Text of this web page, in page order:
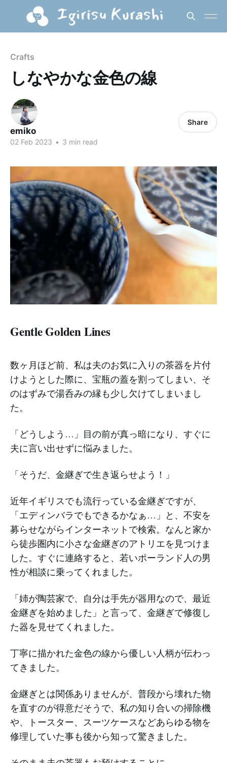
Crafts
しなやかな金色の線
emiko
02 Feb 2023 • 3 min read
Share
Gentle Golden Lines
数ヶ月ほど前、私は夫のお気に入りの茶器を片付
けようとした際に、宝瓶の蓋を割ってしまい、そ
のはずみで湯呑みの縁も少し欠けてしまいまし
た。
「どうしよう…」目の前が真っ暗になり、すぐに
夫に言い出せずに悩みました。
「そうだ、金継ぎで生き返らせよう！」
近年イギリスでも流行っている金継ぎですが、
「エディンバラでもできるかなぁ…」と、不安を
募らせながらインターネットで検索。なんと家か
ら徒歩圏内に小さな金継ぎのアトリエを見つけま
した。すぐに連絡すると、若いポーランド人の男
性が相談に乗ってくれました。
「姉が陶芸家で、自分は手先が器用なので、最近
金継ぎを始めました」と言って、金継ぎで修復し
た器を見せてくれました。
丁寧に描かれた金色の線から優しい人柄が伝わっ
てきました。
金継ぎとは関係ありませんが、普段から壊れた物
を直すのが得意だそうで、私の知り合いの掃除機
や、トースター、スーツケースなどあらゆる物を
修理していた事も後から知って驚きました。